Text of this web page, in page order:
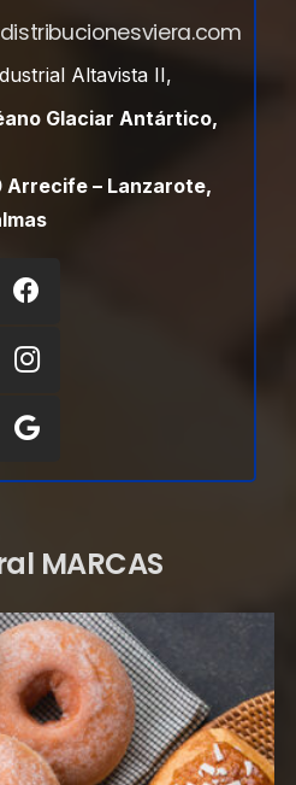
Altavista II,
Glaciar Antártico,
Arrecife – Lanzarote,
MARCAS